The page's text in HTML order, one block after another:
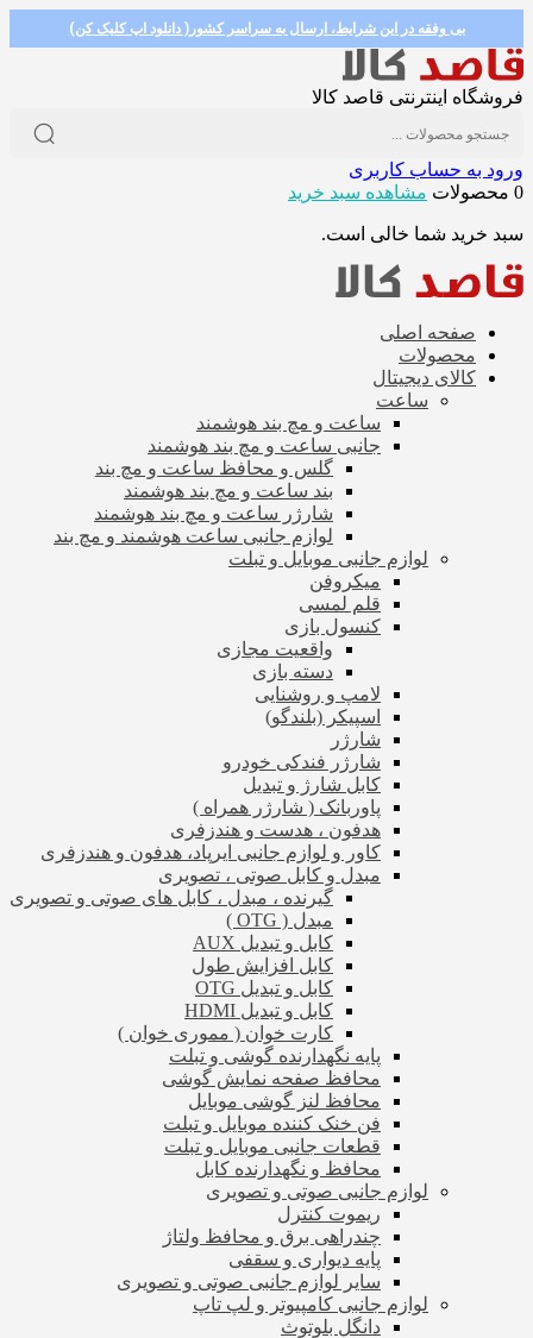
بی وفقه در این شرایط، ارسال به سراسر کشور( دانلود اپ کلیک کن)
فروشگاه اینترنتی قاصد کالا
ورود به حساب کاربری
0 محصولات
مشاهده سبد خرید
سبد خرید شما خالی است.
صفحه اصلی
محصولات
کالای دیجیتال
ساعت
ساعت و مچ بند هوشمند
جانبی ساعت و مچ بند هوشمند
گلس و محافظ ساعت و مچ بند
بند ساعت و مچ بند هوشمند
شارژر ساعت و مچ بند هوشمند
لوازم جانبی ساعت هوشمند و مچ بند
لوازم جانبی موبایل و تبلت
میکروفن
قلم لمسی
کنسول بازی
واقعیت مجازی
دسته بازی
لامپ و روشنایی
اسپیکر (بلندگو)
شارژر
شارژر فندکی خودرو
کابل شارژ و تبدیل
پاوربانک ( شارژر همراه )
هدفون ، هدست و هندزفری
کاور و لوازم جانبی ایرپاد، هدفون و هندزفری
مبدل و کابل صوتی ، تصویری
گیرنده ، مبدل ، کابل های صوتی و تصویری
مبدل ( OTG )
کابل و تبدیل AUX
کابل افزایش طول
کابل و تبدیل OTG
کابل و تبدیل HDMI
کارت خوان ( مموری خوان )
پایه نگهدارنده گوشی و تبلت
محافظ صفحه نمایش گوشی
محافظ لنز گوشی موبایل
فن خنک کننده موبایل و تبلت
قطعات جانبی موبایل و تبلت
محافظ و نگهدارنده کابل
لوازم جانبی صوتی و تصویری
ریموت کنترل
چندراهی برق و محافظ ولتاژ
پایه دیواری و سقفی
سایر لوازم جانبی صوتی و تصویری
لوازم جانبی کامپیوتر و لپ تاپ
دانگل بلوتوث